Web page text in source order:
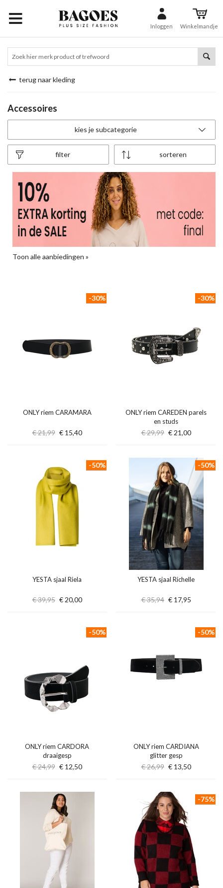
Inloggen Winkelmandje
terug naar kleding
Accessoires
kies je subcategorie
sorteren
filter
Toon alle aanbiedingen »
ONLY riem CARAMARA
€ 21,99 € 15,40
-30%
ONLY riem CAREDEN parels
en studs
€ 29,99 € 21,00
-30%
YESTA sjaal Riela
€ 39,95 € 20,00
-50%
YESTA sjaal Richelle
€ 35,94 € 17,95
-50%
ONLY riem CARDORA
draaigesp
€ 24,99 € 12,50
-50%
ONLY riem CARDIANA
glitter gesp
€ 26,99 € 13,50
-50%
-75%